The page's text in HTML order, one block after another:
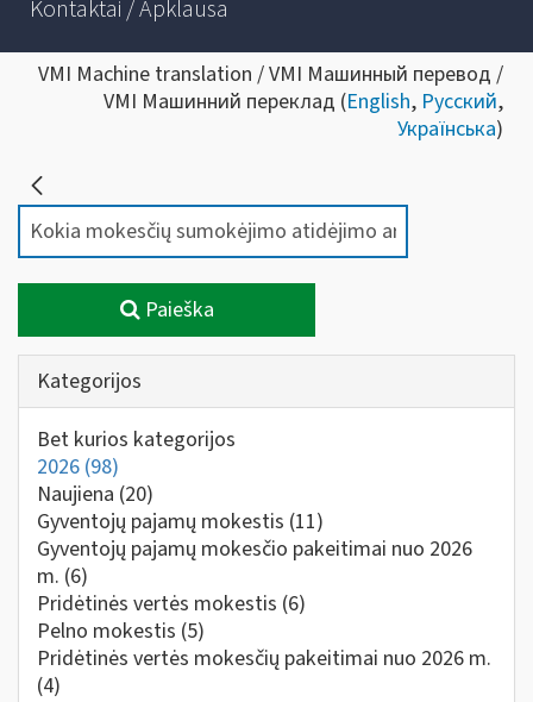
Kontaktai / Apklausa
VMI Machine translation / VMI Машинный перевод /
VMI Машинний переклад (English, Русский,
Українська)
Paieška
Kategorijos
Bet kurios kategorijos
2026 (98)
Naujiena (20)
Gyventojų pajamų mokestis (11)
Gyventojų pajamų mokesčio pakeitimai nuo 2026
m. (6)
Pridėtinės vertės mokestis (6)
Pelno mokestis (5)
Pridėtinės vertės mokesčių pakeitimai nuo 2026 m.
(4)